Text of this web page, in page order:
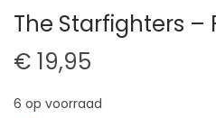
The Starfighters –
€ 19,95
6 op voorraad